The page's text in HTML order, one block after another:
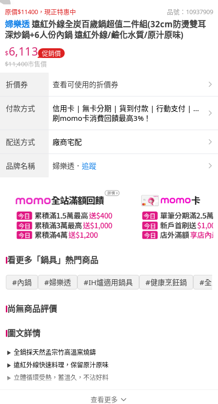
原價$11400，現正特惠中 品號： 10937909
婦樂透遠紅外線全炭百歲鍋超值二件組(32cm防燙雙耳
深炒鍋+6人份內鍋 遠紅外線/鹼化水質/原汁原味)
$6,113 促銷價
$11,400市售價
折價券 查看可使用的折價券
付款方式
信用卡 | 無卡分期 | 貨到付款 | 行動支付 | 超
商付款 | 銀聯卡
刷momo卡消費回饋最高3%！
配送方式 廠商宅配
品牌名稱 婦樂透 ． 追蹤
看更多「鍋具」熱門商品
#內鍋 #婦樂透 #IH爐適用鍋具 #健康烹飪鍋 #全
尚無商品評價
圖文詳情
全鍋採天然孟宗竹高溫窯燒鑄
遠紅外線快速料理，保留原汁原味
立體循環受熱，蓄溫久，不沾好料
查看更多